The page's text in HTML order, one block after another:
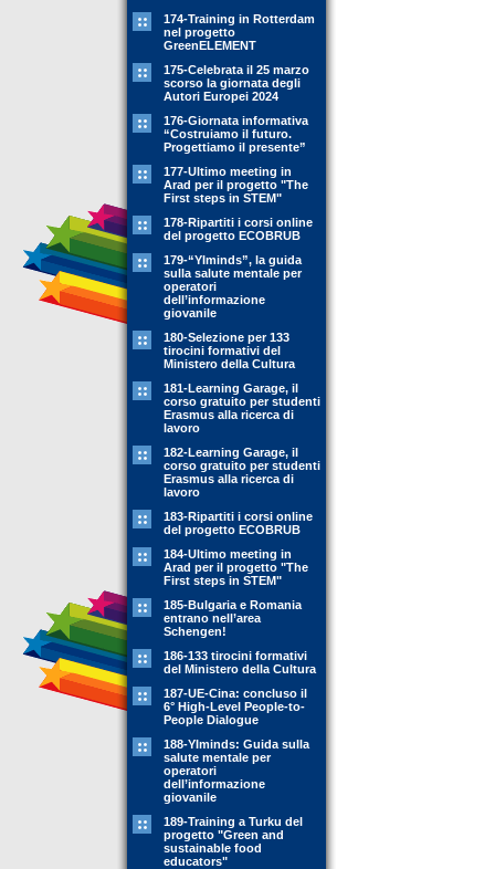
174-Training in Rotterdam
nel progetto
GreenELEMENT
175-Celebrata il 25 marzo
scorso la giornata degli
Autori Europei 2024
176-Giornata informativa
“Costruiamo il futuro.
Progettiamo il presente”
177-Ultimo meeting in
Arad per il progetto "The
First steps in STEM"
178-Ripartiti i corsi online
del progetto ECOBRUB
179-“YIminds”, la guida
sulla salute mentale per
operatori
dell’informazione
giovanile
180-Selezione per 133
tirocini formativi del
Ministero della Cultura
181-Learning Garage, il
corso gratuito per studenti
Erasmus alla ricerca di
lavoro
182-Learning Garage, il
corso gratuito per studenti
Erasmus alla ricerca di
lavoro
183-Ripartiti i corsi online
del progetto ECOBRUB
184-Ultimo meeting in
Arad per il progetto "The
First steps in STEM"
185-Bulgaria e Romania
entrano nell’area
Schengen!
186-133 tirocini formativi
del Ministero della Cultura
187-UE-Cina: concluso il
6° High-Level People-to-
People Dialogue
188-YIminds: Guida sulla
salute mentale per
operatori
dell’informazione
giovanile
189-Training a Turku del
progetto "Green and
sustainable food
educators"